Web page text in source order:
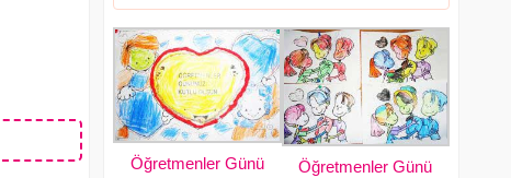
Öğretmenler Günü
Öğretmenler Günü